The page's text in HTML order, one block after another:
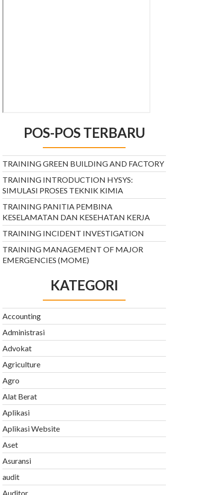
POS-POS TERBARU
TRAINING GREEN BUILDING AND FACTORY
TRAINING INTRODUCTION HYSYS:
SIMULASI PROSES TEKNIK KIMIA
TRAINING PANITIA PEMBINA
KESELAMATAN DAN KESEHATAN KERJA
TRAINING INCIDENT INVESTIGATION
TRAINING MANAGEMENT OF MAJOR
EMERGENCIES (MOME)
KATEGORI
Accounting
Administrasi
Advokat
Agriculture
Agro
Alat Berat
Aplikasi
Aplikasi Website
Aset
Asuransi
audit
Auditor